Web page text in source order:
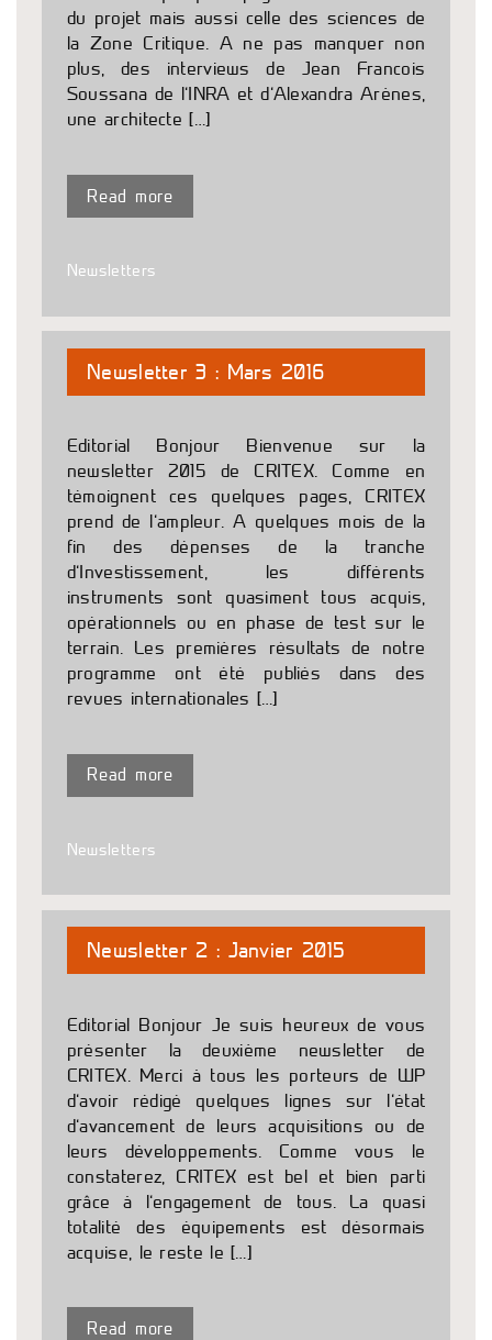
du projet mais aussi celle des sciences de
la Zone Critique. A ne pas manquer non
plus, des interviews de Jean Francois
Soussana de l’INRA et d’Alexandra Arènes,
une architecte […]
Read more
Newsletters
Newsletter 3 : Mars 2016
Editorial Bonjour Bienvenue sur la
newsletter 2015 de CRITEX. Comme en
témoignent ces quelques pages, CRITEX
prend de l’ampleur. A quelques mois de la
fin des dépenses de la tranche
d’Investissement, les différents
instruments sont quasiment tous acquis,
opérationnels ou en phase de test sur le
terrain. Les premières résultats de notre
programme ont été publiés dans des
revues internationales […]
Read more
Newsletters
Newsletter 2 : Janvier 2015
Editorial Bonjour Je suis heureux de vous
présenter la deuxième newsletter de
CRITEX. Merci à tous les porteurs de WP
d’avoir rédigé quelques lignes sur l’état
d’avancement de leurs acquisitions ou de
leurs développements. Comme vous le
constaterez, CRITEX est bel et bien parti
grâce à l’engagement de tous. La quasi
totalité des équipements est désormais
acquise, le reste le […]
Read more